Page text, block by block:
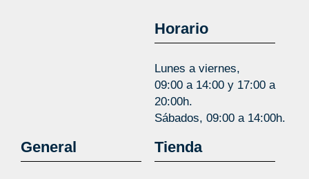
Horario
Lunes a viernes,
09:00 a 14:00 y 17:00 a
20:00h.
Sábados, 09:00 a 14:00h.
General Tienda